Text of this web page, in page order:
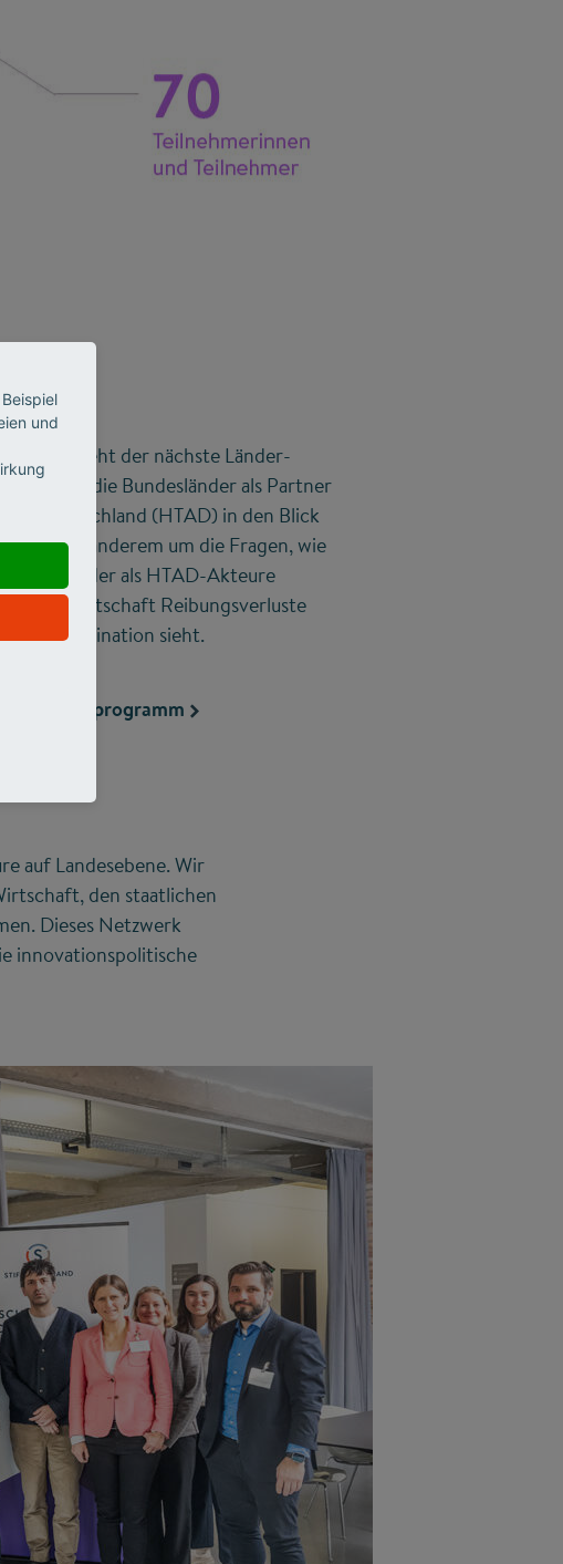
2026
steht der nächste Länder-
an, der die Bundesländer als Partner
Deutschland (HTAD) in den Blick
es unter anderem um die Fragen, wie
die Länder als HTAD-Akteure
wo die Wirtschaft Reibungsverluste
sieht.
auf Landesebene. Wir
den staatlichen
Dieses Netzwerk
innovationspolitische
und